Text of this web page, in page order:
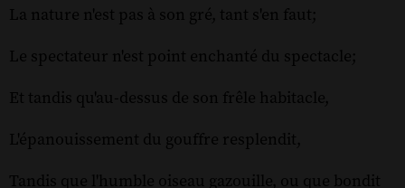
La nature n'est pas à son gré, tant s'en faut;
Le spectateur n'est point enchanté du spectacle;
Et tandis qu'au-dessus de son frêle habitacle,
L'épanouissement du gouffre resplendit,
Tandis que l'humble oiseau gazouille, ou que bondit